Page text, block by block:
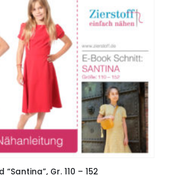
“Santina”, Gr. 110 – 152